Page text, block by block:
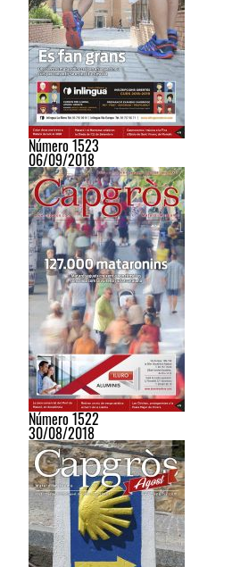
Número 1523
06/09/2018
Número 1522
30/08/2018